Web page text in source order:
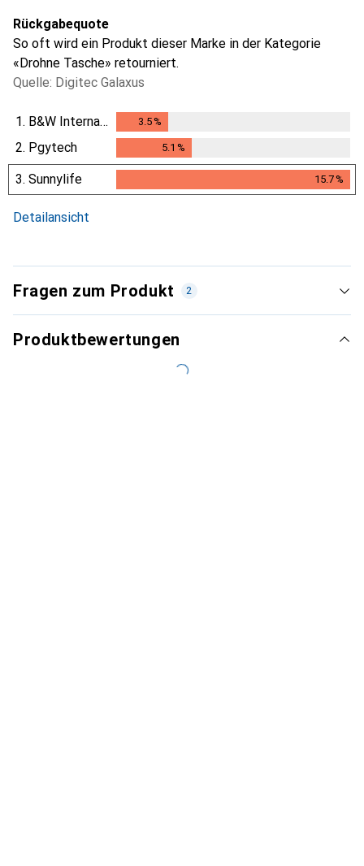
Rückgabequote
So oft wird ein Produkt dieser Marke in der Kategorie
«Drohne Tasche» retourniert.
Quelle: Digitec Galaxus
1. B&W International 3.5%
2. Pgytech 5.1 %
3. Sunnylife 15.7%
15.7% i
Detailansicht
Fragen zum Produkt 2
Produktbewertungen